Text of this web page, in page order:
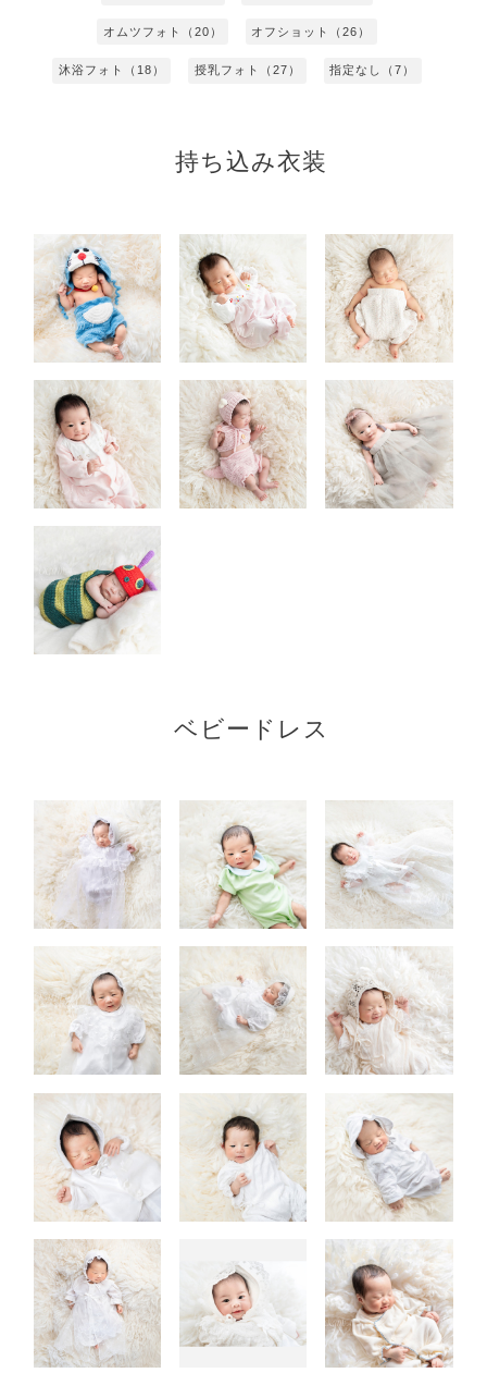
オムツフォト（20） オフショット（26）
沐浴フォト（18） 授乳フォト（27） 指定なし（7）
持ち込み衣装
ベビードレス